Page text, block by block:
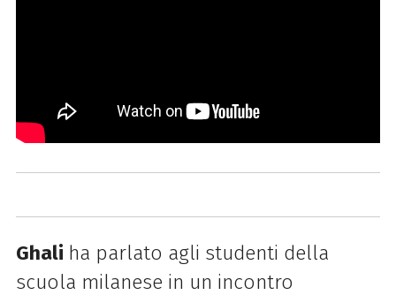
Ghali ha parlato agli studenti della
scuola milanese in un incontro